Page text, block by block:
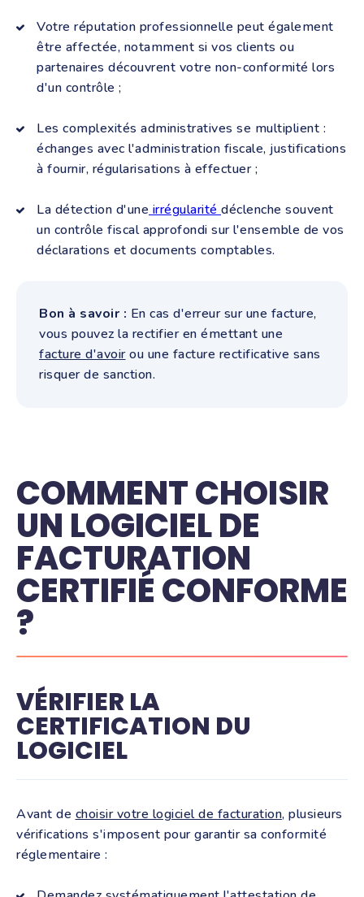
Votre réputation professionnelle peut également
être affectée, notamment si vos clients ou
partenaires découvrent votre non-conformité lors
d'un contrôle ;
Les complexités administratives se multiplient :
échanges avec l'administration fiscale, justifications
à fournir, régularisations à effectuer ;
La détection d'une irrégularité déclenche souvent
un contrôle fiscal approfondi sur l'ensemble de vos
déclarations et documents comptables.
Bon à savoir : En cas d'erreur sur une facture,
vous pouvez la rectifier en émettant une
facture d'avoirou une facture rectificative sans
risquer de sanction.
COMMENT CHOISIR
UN LOGICIEL DE
FACTURATION
CERTIFIÉ CONFORME
?
VÉRIFIER LA
CERTIFICATION DU
LOGICIEL
Avant de choisir votre logiciel de facturation, plusieurs
vérifications s'imposent pour garantir sa conformité
réglementaire :